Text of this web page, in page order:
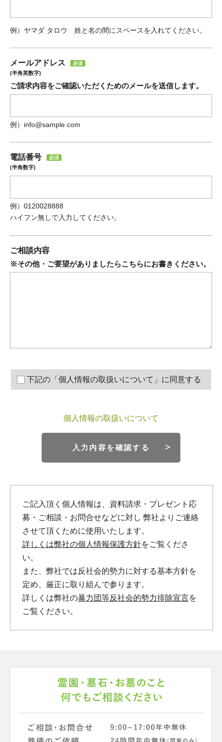
例）ヤマダ タロウ 姓と名の間にスペースを入れてください。
メールアドレス
(半角英数字)
必須
ご請求内容をご確認いただくためのメールを送信します。
例）info@sample.com
電話番号
(半角数字)
必須
例）0120028888
ハイフン無しで入力してください。
ご相談内容
※その他・ご要望がありましたらこちらにお書きください。
下記の「個人情報の取扱いについて」に同意する
個人情報の取扱いについて
入力内容を確認する
ご記入頂く個人情報は、資料請求・プレゼント応
募・ご相談・お問合せなどに対し 弊社よりご連絡
させて頂くために使用いたします。
詳しくは弊社の個人情報保護方針をご覧くださ
い。
また、弊社では反社会的勢力に対する基本方針を
定め、厳正に取り組んで参ります。
詳しくは弊社の暴力団等反社会的勢力排除宣言を
ご覧ください。